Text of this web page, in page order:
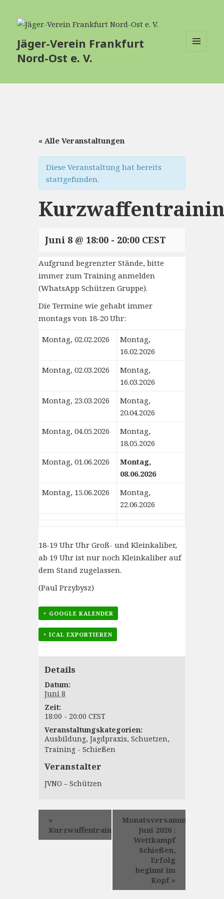
Jäger-Verein Frankfurt
Nord-Ost e. V.
« Alle Veranstaltungen
Diese Veranstaltung hat bereits
stattgefunden.
Juni 8 @ 18:00- 20:00 CEST
Aufgrund begrenzter Stände, bitte
immer zum Training anmelden
(WhatsApp Schützen Gruppe).
Die Termine wie gehabt immer
montags von 18-20 Uhr:
Montag, 02.02.2026
Montag,
16.02.2026
Montag, 02.03.2026
Montag,
16.03.2026
Montag, 23.03.2026
Montag,
20.04.2026
Montag, 04.05.2026
Montag,
18.05.2026
Montag, 01.06.2026
Montag,
08.06.2026
Montag, 15.06.2026
Montag,
22.06.2026
18-19 Uhr Uhr Groß- und Kleinkaliber,
ab 19 Uhr ist nur noch Kleinkaliber auf
dem Stand zugelassen.
(Paul Przybysz)
+ GOOGLE KALENDER
+ ICAL EXPORTIEREN
Details
Datum:
Juni 8
Zeit:
18:00 - 20:00CEST
Veranstaltungskategorien:
Ausbildung,Jagdpraxis,Schuetzen,
Training - Schießen
Veranstalter
JVNO – Schützen
«
Kurzwaffentraining
Monatsversammlung
Juni 2026 :
Wettkampf
Schießen,
Erfolg
beginnt im
Kopf »